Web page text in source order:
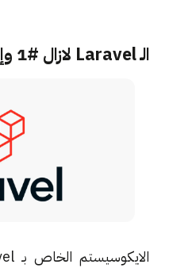
الـ Laravel لازال #1 وإليك السبب